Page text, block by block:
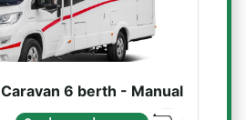
Caravan 6 berth - Manual